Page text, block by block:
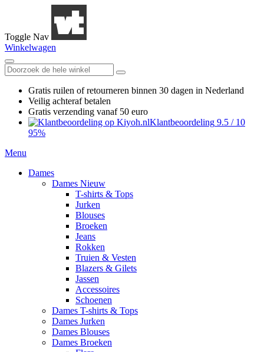
Toggle Nav
Winkelwagen
Gratis ruilen of retourneren binnen 30 dagen in Nederland
Veilig achteraf betalen
Gratis verzending vanaf 50 euro
Klantbeoordeling 9.5 / 10
95%
Menu
Dames
Dames Nieuw
T-shirts & Tops
Jurken
Blouses
Broeken
Jeans
Rokken
Truien & Vesten
Blazers & Gilets
Jassen
Accessoires
Schoenen
Dames T-shirts & Tops
Dames Jurken
Dames Blouses
Dames Broeken